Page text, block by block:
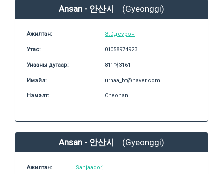
Ansan - 안산시 (Gyeonggi)
Ажилтан: Э.Одсүрэн
Утас: 01058974923
Унааны дугаар: 811더3161
Имэйл: urnaa_bt@naver.com
Нэмэлт: Cheonan
Ansan - 안산시 (Gyeonggi)
Ажилтан: Sanjaadorj